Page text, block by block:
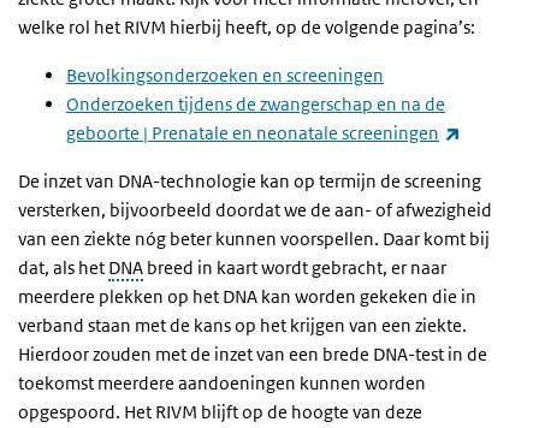
welke rol het RIVM hierbij heeft, op de volgende pagina’s:
Bevolkingsonderzoeken en screeningen
Onderzoeken tijdens de zwangerschap en na de
geboorte | Prenatale en neonatale screeningen
De inzet van DNA-technologie kan op termijn de screening
versterken, bijvoorbeeld doordat we de aan- of afwezigheid
van een ziekte nóg beter kunnen voorspellen. Daar komt bij
dat, als het DNA breed in kaart wordt gebracht, er naar
meerdere plekken op het DNA kan worden gekeken die in
verband staan met de kans op het krijgen van een ziekte.
Hierdoor zouden met de inzet van een brede DNA-test in de
toekomst meerdere aandoeningen kunnen worden
opgespoord. Het RIVM blijft op de hoogte van deze